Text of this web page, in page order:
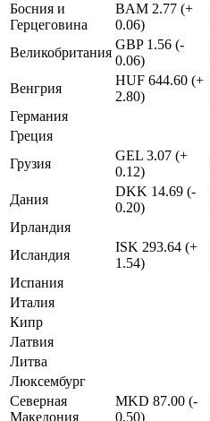
Босния и
Герцеговина
BAM 2.77 (+
0.06)
Великобритания
GBP 1.56 (-
0.06)
Венгрия
HUF 644.60 (+
2.80)
Германия
Греция
Грузия
GEL 3.07 (+
0.12)
Дания
DKK 14.69 (-
0.20)
Ирландия
Исландия
ISK 293.64 (+
1.54)
Испания
Италия
Кипр
Латвия
Литва
Люксембург
Северная
Македония
MKD 87.00 (-
0.50)